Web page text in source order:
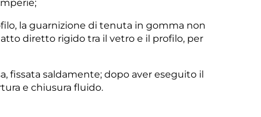
la guarnizione di tenuta in gomma non
diretto rigido tra il vetro e il profilo, per
fissata saldamente; dopo aver eseguito il
e chiusura fluido.